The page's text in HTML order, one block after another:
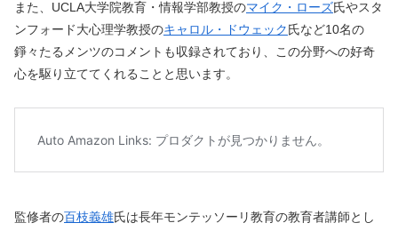
また、UCLA大学院教育・情報学部教授のマイク・ローズ氏やスタ
ンフォード大心理学教授のキャロル・ドウェック氏など10名の
錚々たるメンツのコメントも収録されており、この分野への好奇
心を駆り立ててくれることと思います。
監修者の百枝義雄氏は長年モンテッソーリ教育の教育者講師とし